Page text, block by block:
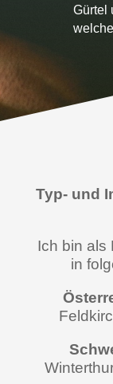
Gürtel
Typ- und
Ich bin als
in